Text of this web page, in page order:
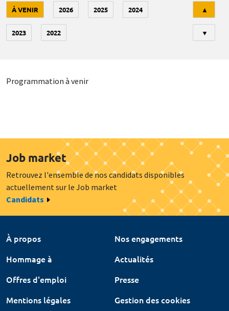
À VENIR 2026 2025 2024
2023 2022
▲
▼
Programmation à venir
Job market
Retrouvez l'ensemble de nos candidats disponibles
actuellement sur le Job market
Candidats
À propos
Nos engagements
Hommage à
Actualités
Offres d'emploi
Presse
Mentions légales
Gestion des cookies